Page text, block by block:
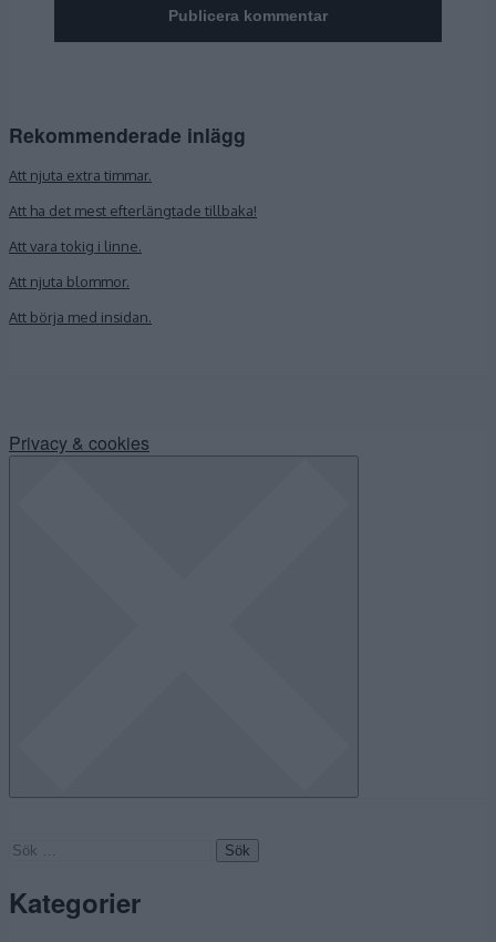
Rekommenderade inlägg
Att njuta extra timmar.
Att ha det mest efterlängtade tillbaka!
Att vara tokig i linne.
Att njuta blommor.
Att börja med insidan.
Privacy & cookies
Sök
Kategorier